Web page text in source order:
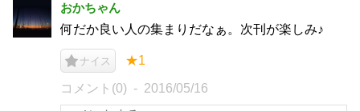
おかちゃん
何だか良い人の集まりだなぁ。次刊が楽しみ♪
ナイス ★1
コメント(0) 2016/05/16